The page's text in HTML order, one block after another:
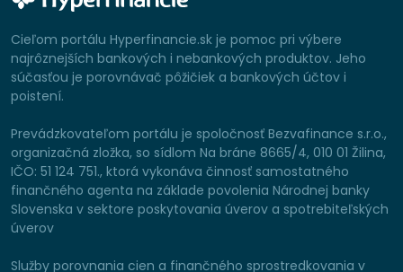
Cieľom portálu Hyperfinancie.sk je pomoc pri výbere
najrôznejších bankových i nebankových produktov. Jeho
súčasťou je porovnávač pôžičiek a bankových účtov i
poistení.
Prevádzkovateľom portálu je spoločnosť Bezvafinance s.r.o.,
organizačná zložka, so sídlom Na bráne 8665/4, 010 01 Žilina,
IČO: 51 124 751., ktorá vykonáva činnosť samostatného
finančného agenta na základe povolenia Národnej banky
Slovenska v sektore poskytovania úverov a spotrebiteľských
úverov
Služby porovnania cien a finančného sprostredkovania v